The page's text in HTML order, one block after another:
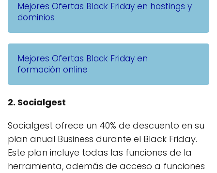
Mejores Ofertas Black Friday en hostings y
dominios
Mejores Ofertas Black Friday en
formación online
2. Socialgest
Socialgest ofrece un 40% de descuento en su
plan anual Business durante el Black Friday.
Este plan incluye todas las funciones de la
herramienta, además de acceso a funciones